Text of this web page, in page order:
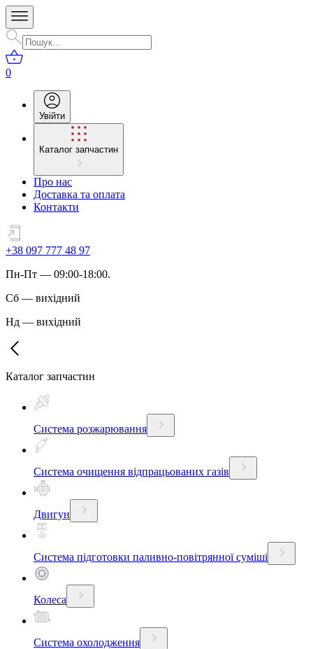
0
Увійти
Каталог запчастин
Про нас
Доставка та оплата
Контакти
+38 097 777 48 97
Пн-Пт — 09:00-18:00.
Сб — вихідний
Нд — вихідний
Каталог запчастин
Система розжарювання
Система очищення відпрацьованих газів
Двигун
Система підготовки паливно-повітрянної суміші
Колеса
Система охолодження